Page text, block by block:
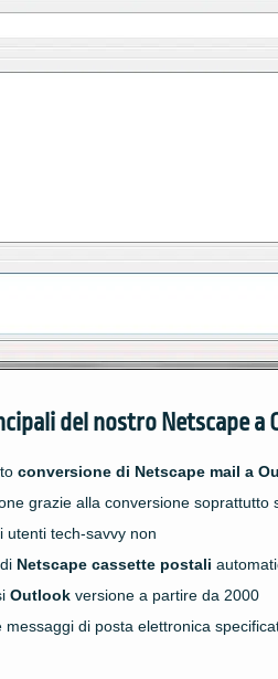
del nostro Netscapea
conversione di Netscape mail a
grazie alla conversione soprattutto
utenti tech-savvy non
Netscape cassette postali
Outlook versione a partire da 2000
messaggi di posta elettronica